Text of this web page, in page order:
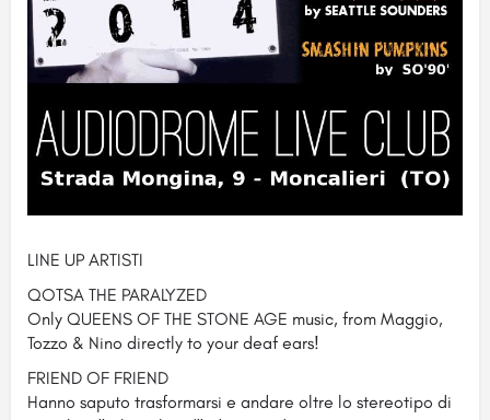
LINE UP ARTISTI
QOTSA THE PARALYZED
Only QUEENS OF THE STONE AGE music, from Maggio,
Tozzo & Nino directly to your deaf ears!
FRIEND OF FRIEND
Hanno saputo trasformarsi e andare oltre lo stereotipo di